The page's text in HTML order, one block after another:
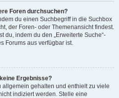
Foren durchsuchen?
du einen Suchbegriff in die Suchbox
der Foren- oder Themenansicht findest.
du, indem du den „Erweiterte Suche“-
Forums aus verfügbar ist.
Ergebnisse?
gehalten und enthielt zu viele
indiziert werden. Stelle eine